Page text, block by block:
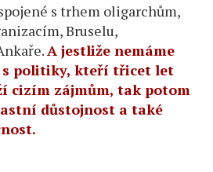
s trhem oligarchům,
Bruselu,
A jestliže nemáme
s politiky, kteří třicet let
cizím zájmům, tak potom
důstojnost a také